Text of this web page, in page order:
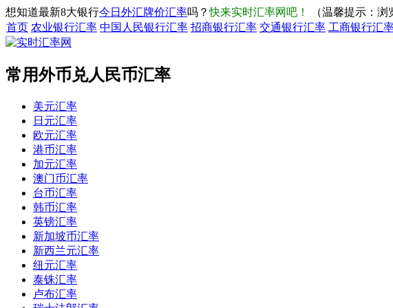
想知道最新8大银行今日外汇牌价汇率吗？快来实时汇率网吧！
（温馨提示：浏
首页 农业银行汇率 中国人民银行汇率 招商银行汇率 交通银行汇率 工商银行汇
常用外币兑人民币汇率
美元汇率
日元汇率
欧元汇率
港币汇率
加元汇率
澳门币汇率
台币汇率
韩币汇率
英镑汇率
新加坡币汇率
新西兰元汇率
纽元汇率
泰铢汇率
卢布汇率